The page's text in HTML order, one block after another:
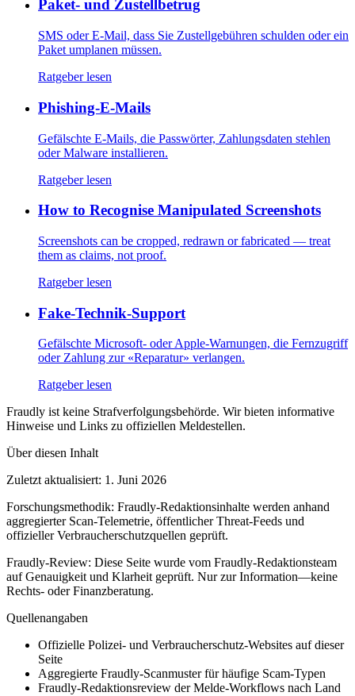
Paket- und Zustellbetrug
SMS oder E-Mail, dass Sie Zustellgebühren schulden oder ein
Paket umplanen müssen.
Ratgeber lesen
Phishing-E-Mails
Gefälschte E-Mails, die Passwörter, Zahlungsdaten stehlen
oder Malware installieren.
Ratgeber lesen
How to Recognise Manipulated Screenshots
Screenshots can be cropped, redrawn or fabricated — treat
them as claims, not proof.
Ratgeber lesen
Fake-Technik-Support
Gefälschte Microsoft- oder Apple-Warnungen, die Fernzugriff
oder Zahlung zur «Reparatur» verlangen.
Ratgeber lesen
Fraudly ist keine Strafverfolgungsbehörde. Wir bieten informative
Hinweise und Links zu offiziellen Meldestellen.
Über diesen Inhalt
Zuletzt aktualisiert: 1. Juni 2026
Forschungsmethodik: Fraudly-Redaktionsinhalte werden anhand
aggregierter Scan-Telemetrie, öffentlicher Threat-Feeds und
offizieller Verbraucherschutzquellen geprüft.
Fraudly-Review: Diese Seite wurde vom Fraudly-Redaktionsteam
auf Genauigkeit und Klarheit geprüft. Nur zur Information—keine
Rechts- oder Finanzberatung.
Quellenangaben
Offizielle Polizei- und Verbraucherschutz-Websites auf dieser
Seite
Aggregierte Fraudly-Scanmuster für häufige Scam-Typen
Fraudly-Redaktionsreview der Melde-Workflows nach Land